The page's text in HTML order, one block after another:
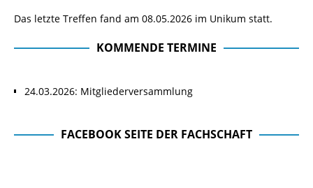
Das letzte Treffen fand am 08.05.2026 im Unikum statt.
KOMMENDE TERMINE
24.03.2026: Mitgliederversammlung
FACEBOOK SEITE DER FACHSCHAFT